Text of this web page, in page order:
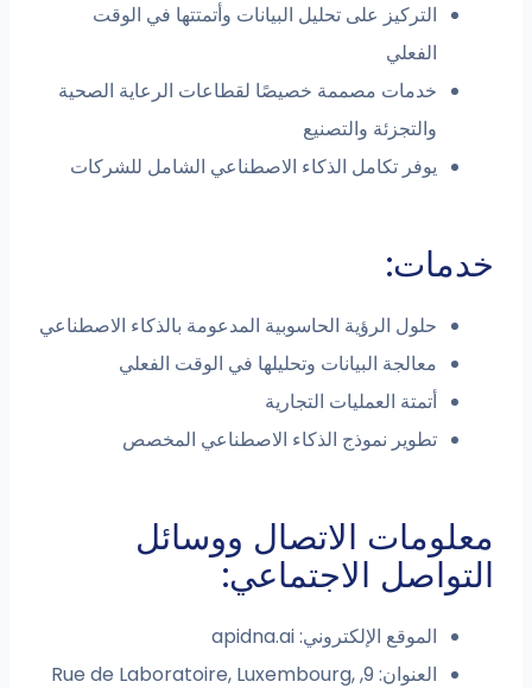
التركيز على تحليل البيانات وأتمتتها في الوقت
الفعلي
خدمات مصممة خصيصًا لقطاعات الرعاية الصحية
والتجزئة والتصنيع
يوفر تكامل الذكاء الاصطناعي الشامل للشركات
خدمات:
حلول الرؤية الحاسوبية المدعومة بالذكاء الاصطناعي
معالجة البيانات وتحليلها في الوقت الفعلي
أتمتة العمليات التجارية
تطوير نموذج الذكاء الاصطناعي المخصص
معلومات الاتصال ووسائل
التواصل الاجتماعي:
الموقع الإلكتروني: apidna.ai
العنوان: 9, Rue de Laboratoire, Luxembourg,